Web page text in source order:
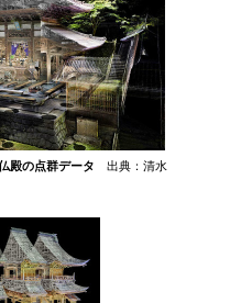
殿の点群データ 出典：清水